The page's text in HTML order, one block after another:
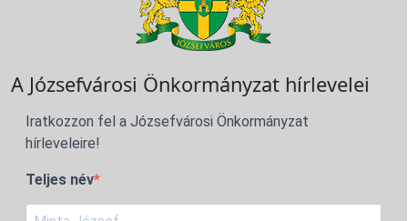
A Józsefvárosi Önkormányzat hírlevelei
Iratkozzon fel a Józsefvárosi Önkormányzat
hírleveleire!
Teljes név